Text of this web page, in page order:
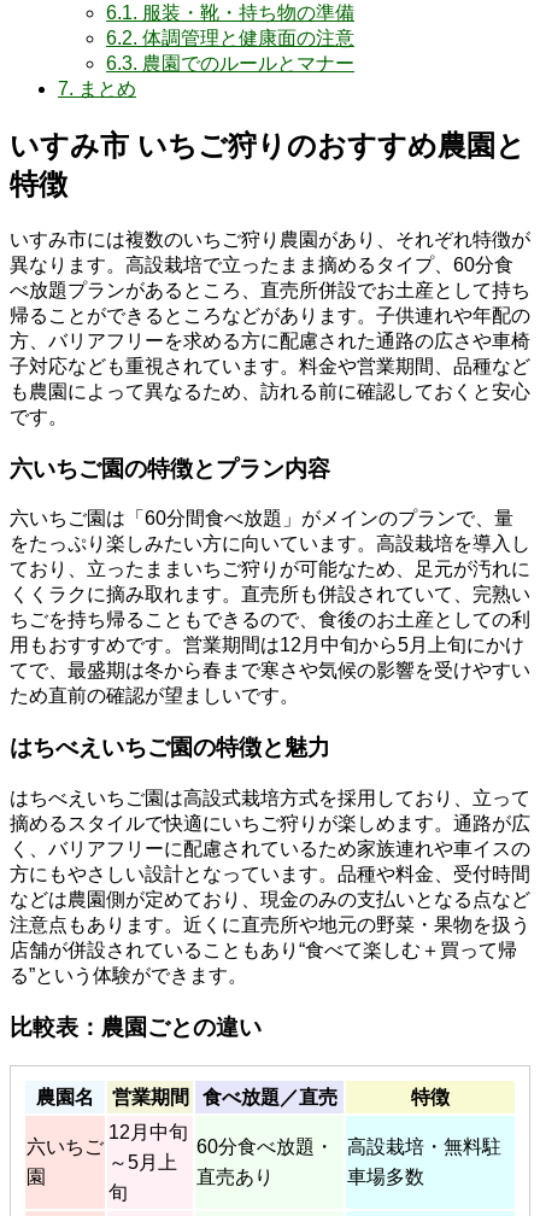
6.1. 服装・靴・持ち物の準備
6.2. 体調管理と健康面の注意
6.3. 農園でのルールとマナー
7. まとめ
いすみ市 いちご狩りのおすすめ農園と
特徴
いすみ市には複数のいちご狩り農園があり、それぞれ特徴が
異なります。高設栽培で立ったまま摘めるタイプ、60分食
べ放題プランがあるところ、直売所併設でお土産として持ち
帰ることができるところなどがあります。子供連れや年配の
方、バリアフリーを求める方に配慮された通路の広さや車椅
子対応なども重視されています。料金や営業期間、品種など
も農園によって異なるため、訪れる前に確認しておくと安心
です。
六いちご園の特徴とプラン内容
六いちご園は「60分間食べ放題」がメインのプランで、量
をたっぷり楽しみたい方に向いています。高設栽培を導入し
ており、立ったままいちご狩りが可能なため、足元が汚れに
くくラクに摘み取れます。直売所も併設されていて、完熟い
ちごを持ち帰ることもできるので、食後のお土産としての利
用もおすすめです。営業期間は12月中旬から5月上旬にかけ
てで、最盛期は冬から春まで寒さや気候の影響を受けやすい
ため直前の確認が望ましいです。
はちべえいちご園の特徴と魅力
はちべえいちご園は高設式栽培方式を採用しており、立って
摘めるスタイルで快適にいちご狩りが楽しめます。通路が広
く、バリアフリーに配慮されているため家族連れや車イスの
方にもやさしい設計となっています。品種や料金、受付時間
などは農園側が定めており、現金のみの支払いとなる点など
注意点もあります。近くに直売所や地元の野菜・果物を扱う
店舗が併設されていることもあり“食べて楽しむ＋買って帰
る”という体験ができます。
比較表：農園ごとの違い
農園名 営業期間 食べ放題／直売 特徴
六いちご
園
12月中旬
～5月上
旬
60分食べ放題・
直売あり
高設栽培・無料駐
車場多数